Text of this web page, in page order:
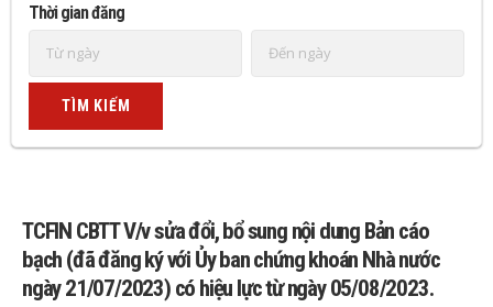
Thời gian đăng
TCFIN CBTT V/v sửa đổi, bổ sung nội dung Bản cáo
bạch (đã đăng ký với Ủy ban chứng khoán Nhà nước
ngày 21/07/2023) có hiệu lực từ ngày 05/08/2023.